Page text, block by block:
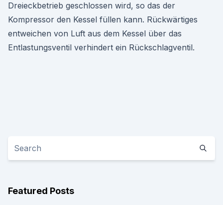
Dreieckbetrieb geschlossen wird, so das der
Kompressor den Kessel füllen kann. Rückwärtiges
entweichen von Luft aus dem Kessel über das
Entlastungsventil verhindert ein Rückschlagventil.
Featured Posts